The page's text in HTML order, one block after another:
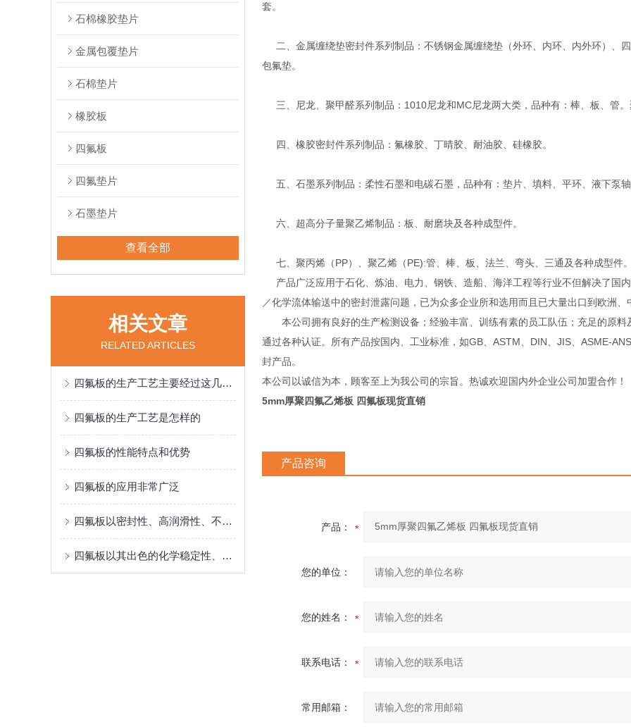
石棉橡胶垫片
金属包覆垫片
石棉垫片
橡胶板
四氟板
四氟垫片
石墨垫片
查看全部
相关文章
RELATED ARTICLES
四氟板的生产工艺主要经过这几个步骤
四氟板的生产工艺是怎样的
四氟板的性能特点和优势
四氟板的应用非常广泛
四氟板以密封性、高润滑性、不粘性、电绝缘性和耐老化性而闻名
四氟板以其出色的化学稳定性、耐蚀性、密封性
套。
二、金属缠绕垫密封件系列制品：不锈钢金属缠绕垫（外环、内环、内外环）、
包氟垫。
三、尼龙、聚甲醛系列制品：1010尼龙和MC尼龙两大类，品种有：棒、板、管。
四、橡胶密封件系列制品：氟橡胶、丁晴胶、耐油胶、硅橡胶。
五、石墨系列制品：柔性石墨和电碳石墨，品种有：垫片、填料、平环、液下泵轴
六、超高分子量聚乙烯制品：板、耐磨块及各种成型件。
七、聚丙烯（PP）、聚乙烯（PE):管、棒、板、法兰、弯头、三通及各种成型件。
产品广泛应用于石化、炼油、电力、钢铁、造船、海洋工程等行业不但解决了国
／化学流体输送中的密封泄露问题，已为众多企业所和选用而且已大量出口到欧洲
本公司拥有良好的生产检测设备；经验丰富、训练有素的员工队伍；充足的原料
通过各种认证。所有产品按国内、工业标准，如GB、ASTM、DIN、JIS、ASME-
封产品。
本公司以诚信为本，顾客至上为我公司的宗旨。热诚欢迎国内外企业公司加盟合作！
5mm厚聚四氟乙烯板 四氟板现货直销
产品咨询
产品：
您的单位：
您的姓名：
联系电话：
常用邮箱：